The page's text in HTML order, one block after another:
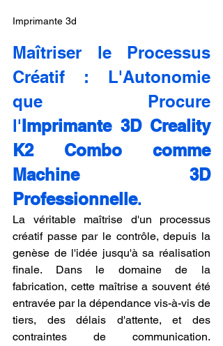
Imprimante 3d
Maîtriser le Processus
Créatif : L'Autonomie
que Procure
l' Imprimante 3D Creality
K2 Combo comme
Machine 3D
Professionnelle.
La véritable maîtrise d'un processus
créatif passe par le contrôle, depuis la
genèse de l'idée jusqu'à sa réalisation
finale. Dans le domaine de la
fabrication, cette maîtrise a souvent été
entravée par la dépendance vis-à-vis de
tiers, des délais d'attente, et des
contraintes de communication.